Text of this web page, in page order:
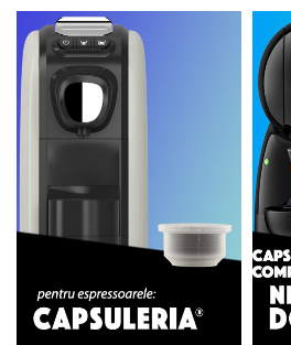
Capsule compatibile Beanz
Capsule compatibile Uno System
Capsule compatibile Caffitaly
PADURI CAFEA & MONODOZE
Paduri cafea ESE44
CAFEA BOABE